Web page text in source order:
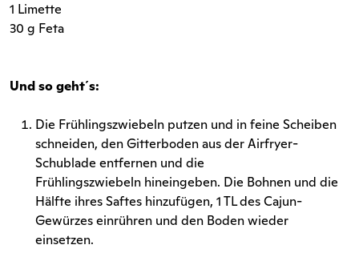
1 Limette
30 g Feta
Und so geht´s:
Die Frühlingszwiebeln putzen und in feine Scheiben
schneiden, den Gitterboden aus der Airfryer-
Schublade entfernen und die
Frühlingszwiebeln hineingeben. Die Bohnen und die
Hälfte ihres Saftes hinzufügen, 1 TL des Cajun-
Gewürzes einrühren und den Boden wieder
einsetzen.